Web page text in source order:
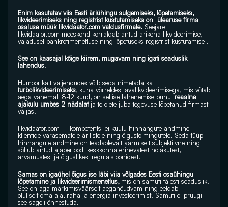
Enim kasutatav viis Eesti äriühingu sulgemiseks, lõpetamiseks,
likvideerimiseks ning registrist kustutamiseks on  ülearuse firma
osaluse müük likvidaator.com valdusfirmale.
likvidaator.com meeskond korraldab antud ärikeha likvideerimise,
vajadusel pankrotimenetluse ning lõpetuseks registrist kustutamise .
See on kaasajal kõige kiirem, mugavam ning igati seaduslik
lahendus.
Humoorikalt väljendudes võib seda nimetada ka
turbolikvideerimiseks, kuna võrreldes tavalikvideerimisega, mis võtab
aega vähemalt 8-12 kuud, on sellise lähenemise puhul reaalne
ajakulu umbes 2 nädalat ja te olete juba tegevuse lõpetanud firmast
väljas.
likvidaator.com - i kompetentsi ei kuulu hinnangute andmine
klientide varasematele ärilistele ning õigustoimingutele. Seda tüüpi
hinnangute andmine on teadaolevalt äärmiselt subjektiivne ning
sõltub antud ajaperioodi keskkonna erinevatest hoiakutest,
arvamustest ja õiguslikest regulatsioonidest.
Samas on igaühel õigus ise läbi viia võlgades Eesti osaühingu
lõpetamine ja likvideerimismenetlus, mis on samuti täiesti seaduslik.
See on aga märkimisväärselt aeganõudvam ning eeldab
oluliselt oma aja, raha ja energia investeerimist. Samuti ei pruugi
see sageli õnnestuda.